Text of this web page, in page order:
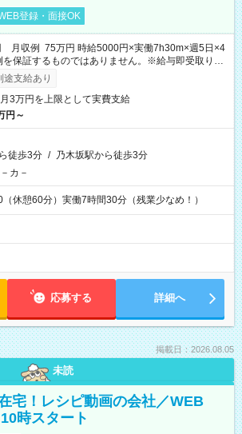
登録・面接OK
月収例 75万円 時給5000円×実働7h30m×週5日×4
保証するものではありません。※給与即受取りサ
（利用条件有）
途支給あり
3万円を上限として実費支給
円～
徒歩3分 / 乃木坂駅から徒歩3分
カ－
休憩60分）実働7時間30分（残業少なめ！）
応募する 詳細へ
掲載日：2026.08.05
未読
宅！レシピ動画の会社／WEB
時スタート